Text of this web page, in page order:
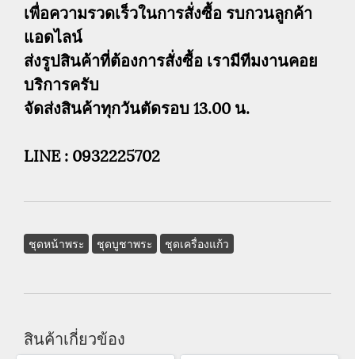
เพื่อความรวดเร็วในการสั่งซื้อ รบกวนลูกค้า
แอดไลน์
ส่งรูปสินค้าที่ต้องการสั่งซื้อ เรามีทีมงานคอย
บริการครับ
จัดส่งสินค้าทุกวันตัดรอบ 13.00 น.
LINE : 0932225702
ชุดหน้าพระ ชุดบูชาพระ ชุดเครื่องแก้ว
สินค้าเกี่ยวข้อง